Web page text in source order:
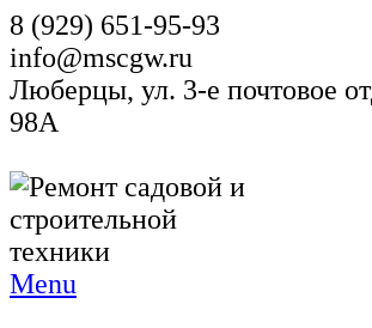
8 (929) 651-95-93
info@mscgw.ru
Люберцы, ул. 3-е почтовое
98А
Menu